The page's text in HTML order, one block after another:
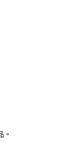
方式。 讓您購物簡單
至「AFTEE先享後付」
帳。
完成。
需要取消訂單，請聯絡
效，需透過AFTEE先享
。